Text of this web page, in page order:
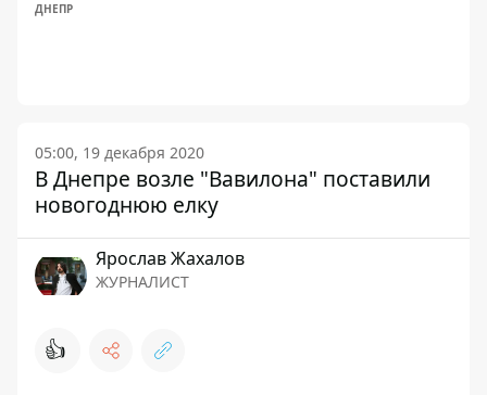
ДНЕПР
05:00, 19 декабря 2020
В Днепре возле "Вавилона" поставили
новогоднюю елку
Ярослав Жахалов
ЖУРНАЛИСТ
👍